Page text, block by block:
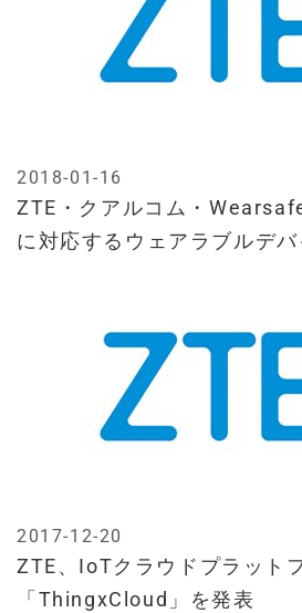
ZTE・クアルコム・
に対応するウェアラブルデ
2018-01-16
ZTE、IoTクラウドプラット
「ThingxCloud」を発表
2017-12-20